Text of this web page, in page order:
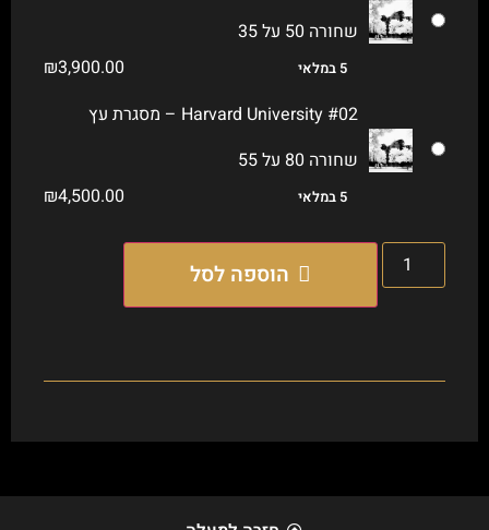
שחורה 50 על 35
₪3,900.00 5 במלאי
Harvard University #02 – מסגרת עץ
שחורה 80 על 55
₪4,500.00 5 במלאי
הוספה לסל